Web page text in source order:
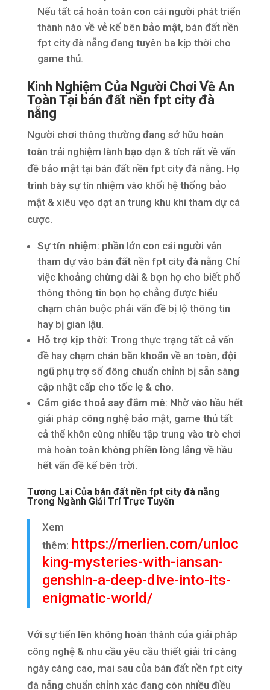
Nếu tất cả hoàn toàn con cái người phát triển
thành nào về vẻ kế bên bảo mật, bán đất nền
fpt city đà nẵng đang tuyên ba kịp thời cho
game thủ.
Kinh Nghiệm Của Người Chơi Về An
Toàn Tại bán đất nền fpt city đà
nẵng
Người chơi thông thường đang sở hữu hoàn
toàn trải nghiệm lành bạo dạn & tích rất về vấn
đề bảo mật tại bán đất nền fpt city đà nẵng. Họ
trình bày sự tín nhiệm vào khối hệ thống bảo
mật & xiêu vẹo dạt an trung khu khi tham dự cá
cược.
Sự tín nhiệm: phần lớn con cái người vẫn
tham dự vào bán đất nền fpt city đà nẵng Chỉ
việc khoảng chừng dài & bọn họ cho biết phổ
thông thông tin bọn họ chẳng được hiểu
chạm chán buộc phải vấn đề bị lộ thông tin
hay bị gian lậu.
Hỗ trợ kịp thời: Trong thực trạng tất cả vấn
đề hay chạm chán băn khoăn về an toàn, đội
ngũ phụ trợ số đông chuẩn chỉnh bị sẵn sàng
cập nhật cấp cho tốc lẹ & cho.
Cảm giác thoả say đắm mê: Nhờ vào hầu hết
giải pháp công nghệ bảo mật, game thủ tất
cả thể khôn cùng nhiều tập trung vào trò chơi
mà hoàn toàn không phiền lòng lắng về hầu
hết vấn đề kế bên trời.
Tương Lai Của bán đất nền fpt city đà nẵng
Trong Ngành Giải Trí Trực Tuyến
Xem
thêm: https://merlien.com/unloc
king-mysteries-with-iansan-
genshin-a-deep-dive-into-its-
enigmatic-world/
Với sự tiến lên không hoàn thành của giải pháp
công nghệ & nhu cầu yêu cầu thiết giải trí càng
ngày càng cao, mai sau của bán đất nền fpt city
đà nẵng chuẩn chỉnh xác đang còn nhiều điều